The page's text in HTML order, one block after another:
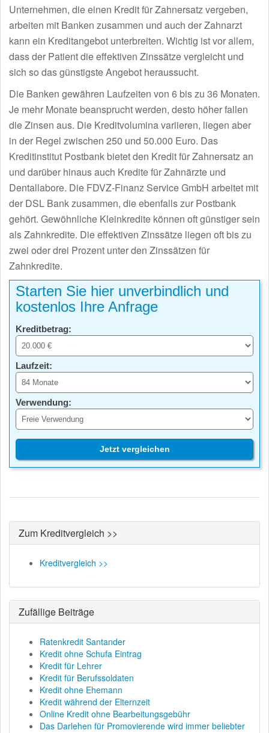
Unternehmen, die einen Kredit für Zahnersatz vergeben,
arbeiten mit Banken zusammen und auch der Zahnarzt
kann ein Kreditangebot unterbreiten. Wichtig ist vor allem,
dass der Patient die effektiven Zinssätze vergleicht und
sich so das günstigste Angebot heraussucht.
Die Banken gewähren Laufzeiten von 6 bis zu 36 Monaten.
Je mehr Monate beansprucht werden, desto höher fallen
die Zinsen aus. Die Kreditvolumina variieren, liegen aber
in der Regel zwischen 250 und 50.000 Euro. Das
Kreditinstitut Postbank bietet den Kredit für Zahnersatz an
und darüber hinaus auch Kredite für Zahnärzte und
Dentallabore. Die FDVZ-Finanz Service GmbH arbeitet mit
der DSL Bank zusammen, die ebenfalls zur Postbank
gehört. Gewöhnliche Kleinkredite können oft günstiger sein
als Zahnkredite. Die effektiven Zinssätze liegen oft bis zu
zwei oder drei Prozent unter den Zinssätzen für
Zahnkredite.
Starten Sie hier unverbindlich und
kostenlos Ihre Anfrage
Kreditbetrag:
Laufzeit:
Verwendung:
Jetzt vergleichen
Zum Kreditvergleich >>
Kreditvergleich >>
Zufällige Beiträge
Ratenkredit Santander
Kredit ohne Schufa Eintrag
Kredit für Lehrer
Kredit für Berufssoldaten
Kredit ohne Ehemann
Kredit während der Elternzeit
Online Kredit ohne Bearbeitungsgebühr
Das Darlehen für Promovierende wird immer beliebter